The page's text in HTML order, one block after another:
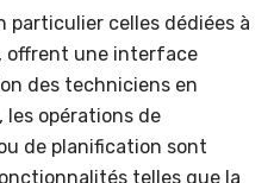
particulier celles dédiées à
offrent une interface
des techniciens en
les opérations de
de planification sont
telles que la